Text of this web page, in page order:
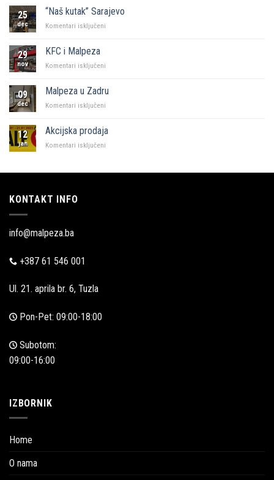
25
dec
“Naš kutak” Sarajevo
Komentari isključeni
29
nov
KFC i Malpeza
Komentari isključeni
Malpeza
09
dec
Malpeza u Zadru
Komentari isključeni
Zadru
12
jan
Akcijska prodaja
Komentari isključeni
KONTAKT INFO
info@malpeza.ba
+387 61 546 001
Ul. 21. aprila br. 6, Tuzla
Pon-Pet: 09:00-18:00
Subotom:
09:00-16:00
IZBORNIK
Home
O nama